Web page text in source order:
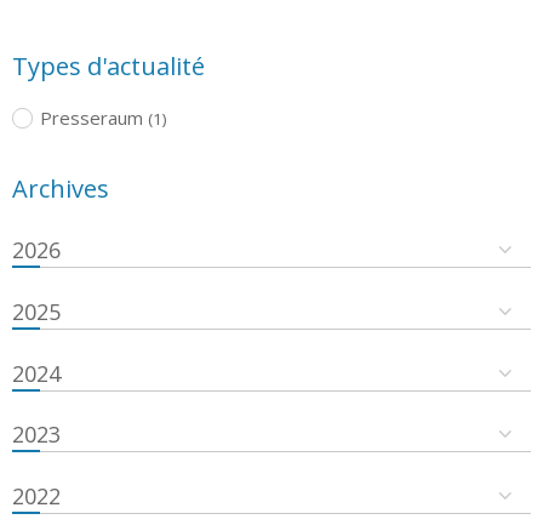
Types d'actualité
Presseraum (1)
Archives
2026
2025
2024
2023
2022